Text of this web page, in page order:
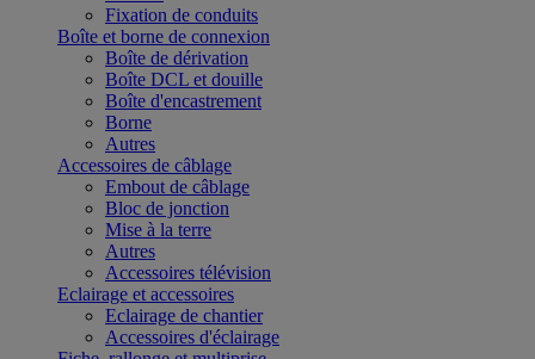
Fixation de conduits
Boîte et borne de connexion
Boîte de dérivation
Boîte DCL et douille
Boîte d'encastrement
Borne
Autres
Accessoires de câblage
Embout de câblage
Bloc de jonction
Mise à la terre
Autres
Accessoires télévision
Eclairage et accessoires
Eclairage de chantier
Accessoires d'éclairage